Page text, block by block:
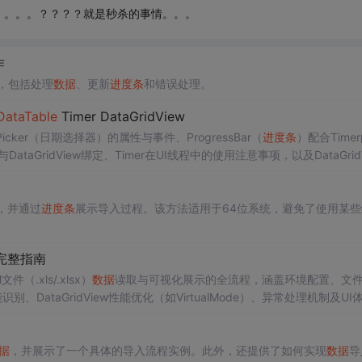
。。？？？？就是秒杀的事情。。。
包括处理数据、更新进度条和错误处理。
Timer DataGridView
（日期选择器）的属性与事件、ProgressBar（进度条 ）配合
DataGridView绑定、Timer在UI线程中的使用注意事项，以及
并通过进度条展示导入过程。该方法适用于64位系统，避免了使用某
整指南
件（.xls/.xlsx） 数据读取与可视化展示的全流程，涵盖环境配置、文
别、DataGridView性能优化（如VirtualMode）、异常处理机制及UI
，并展示了一个具体的导入流程实例。此外，还提供了如何实现数据